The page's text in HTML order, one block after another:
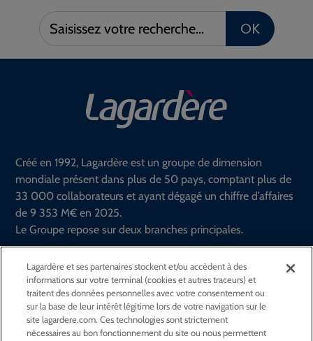
Saisissez
votre
OK
Créé en 1992, Lagardère est un groupe de dimension
mondiale présent dans plus de 50 pays, comptant plus de
33 000 collaborateurs et ayant dégagé un chiffre d’affaires
de 9 353 M€ en 2025.
Le Groupe repose sur deux branches principales.
En savoir plus
Suivez le groupe Lagardère sur
Lagardère et ses partenaires stockent et/ou accèdent à des
informations sur votre terminal (cookies et autres traceurs) et
traitent des données personnelles avec votre consentement ou
sur la base de leur intérêt légitime lors de votre navigation sur le
site lagardere.com. Ces technologies sont strictement
nécessaires au bon fonctionnement du site ou nous permettent